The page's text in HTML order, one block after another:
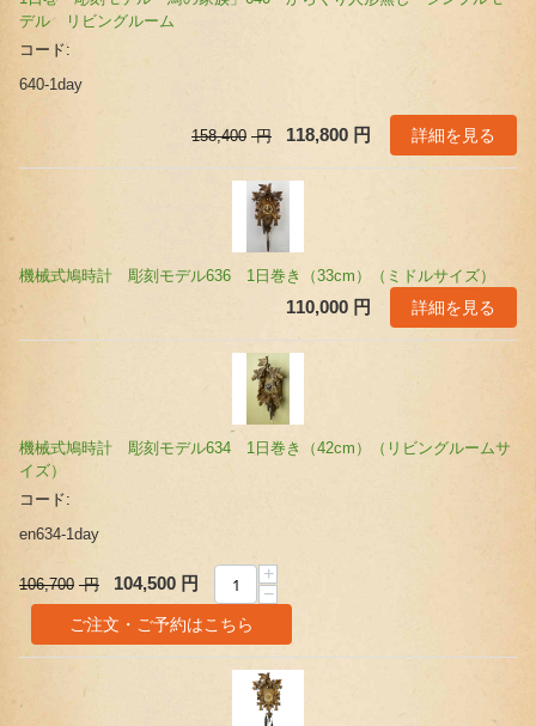
デル リビングルーム
コード:
640-1day
158,400 円 118,800 円 詳細を見る
機械式鳩時計 彫刻モデル636 1日巻き（33cm）（ミドルサイズ）
110,000 円 詳細を見る
機械式鳩時計 彫刻モデル634 1日巻き（42cm）（リビングルームサ
イズ）
コード:
en634-1day
106,700 円 104,500 円
+
−
ご注文・ご予約はこちら